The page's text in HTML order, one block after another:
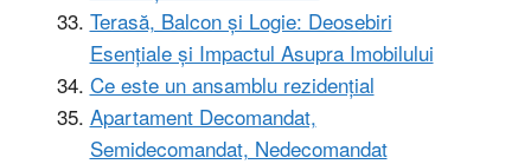
Terasă, Balcon și Logie: Deosebiri
Esențiale și Impactul Asupra Imobilului
Ce este un ansamblu rezidențial
Apartament Decomandat,
Semidecomandat, Nedecomandat